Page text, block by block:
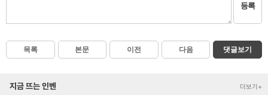
등록
목록 본문 이전 다음 댓글보기
지금 뜨는 인벤 더보기+